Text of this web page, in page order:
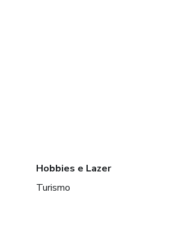
Hobbies e Lazer
Turismo